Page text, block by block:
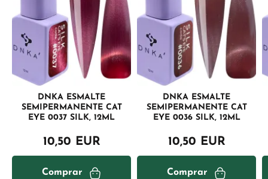
DNKA ESMALTE
SEMIPERMANENTE CAT
EYE 0037 SILK, 12ML
10,50 EUR
Comprar
DNKA ESMALTE
SEMIPERMANENTE CAT
EYE 0036 SILK, 12ML
10,50 EUR
Comprar